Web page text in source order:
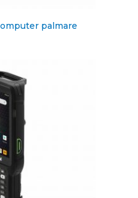
palmare